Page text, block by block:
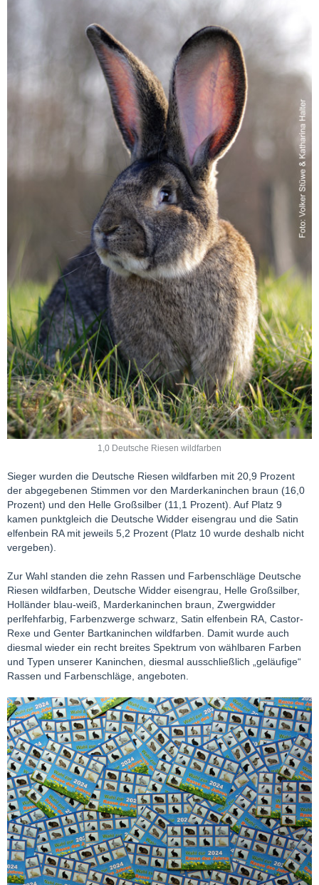
1,0 Deutsche Riesen wildfarben
Sieger wurden die Deutsche Riesen wildfarben mit 20,9 Prozent
der abgegebenen Stimmen vor den Marderkaninchen braun (16,0
Prozent) und den Helle Großsilber (11,1 Prozent). Auf Platz 9
kamen punktgleich die Deutsche Widder eisengrau und die Satin
elfenbein RA mit jeweils 5,2 Prozent (Platz 10 wurde deshalb nicht
vergeben).
Zur Wahl standen die zehn Rassen und Farbenschläge Deutsche
Riesen wildfarben, Deutsche Widder eisengrau, Helle Großsilber,
Holländer blau-weiß, Marderkaninchen braun, Zwergwidder
perlfehfarbig, Farbenzwerge schwarz, Satin elfenbein RA, Castor-
Rexe und Genter Bartkaninchen wildfarben. Damit wurde auch
diesmal wieder ein recht breites Spektrum von wählbaren Farben
und Typen unserer Kaninchen, diesmal ausschließlich „geläufige“
Rassen und Farbenschläge, angeboten.